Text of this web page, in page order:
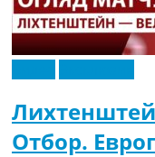
Рейтинг
ТВ программа
RU
UA
Categories
Отбор.